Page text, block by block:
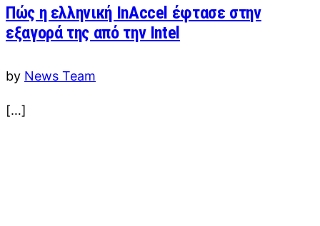
Πώς η ελληνική InAccel έφτασε στην
εξαγορά της από την Intel
by News Team
[…]